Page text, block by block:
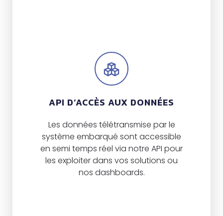
API D’ACCÈS AUX DONNÉES
Les données télétransmise par le
système embarqué sont accessible
en semi temps réel via notre API pour
les exploiter dans vos solutions ou
nos dashboards.